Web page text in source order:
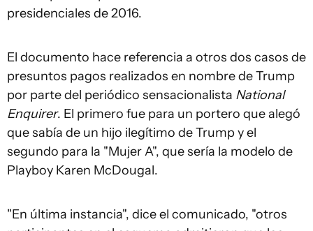
presidenciales de 2016.
El documento hace referencia a otros dos casos de
presuntos pagos realizados en nombre de Trump
por parte del periódico sensacionalista National
Enquirer. El primero fue para un portero que alegó
que sabía de un hijo ilegítimo de Trump y el
segundo para la "Mujer A", que sería la modelo de
Playboy Karen McDougal.
"En última instancia", dice el comunicado, "otros